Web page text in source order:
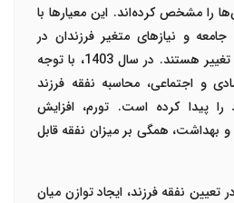
را مشخص کرده‌اند. این معیارها با
و نیازهای متغیر فرزندان در
سنین مختلف، پویا و قابل تغییر هستند. در سال 1403، با توجه
و اجتماعی، محاسبه نفقه فرزند
پیدا کرده است. تورم، افزایش
همگی بر میزان نفقه قابل
نفقه فرزند، ایجاد توازن میان